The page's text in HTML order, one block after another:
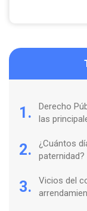
1.
Derecho
las
2.
¿Cuántos
paternidad?
3.
Vicios del